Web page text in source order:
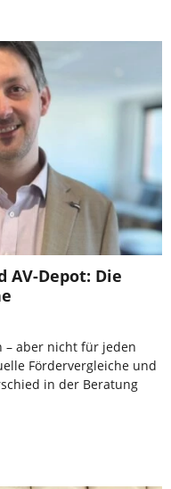
AV-Depot: Die
– aber nicht für jeden
Fördervergleiche und
in der Beratung